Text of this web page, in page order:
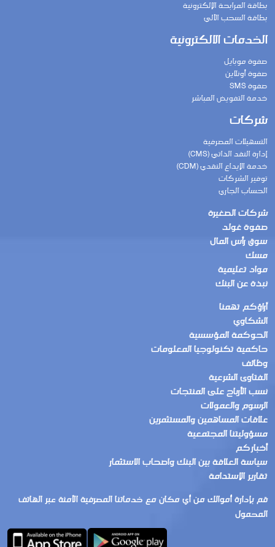
بطاقة المرابحة الإلكترونية
بطاقة السحب الآلي
الخدمات الالكترونية
صفوة موبايل
صفوة أونلاين
صفوة SMS
خدمة التفويض المباشر
شركات
التسهيلات المصرفية
إدارة النقد الذاتي (CMS)
خدمة الإيداع النقدي (CDM)
توفير الشركات
الحساب الجاري
شركات الصغيرة
صفوة غولد
سوق رأس المال
مسك
مواد تعليمية
نبذة عن البنك
آراؤكم تهمنا
الشكاوي
الحوكمة المؤسسية
حاكمية تكنولوجيا المعلومات
وظائف
الفتاوى الشرعية
نسب الأرباح على المنتجات
الرسوم والعمولات
علاقات المساهمين والمستثمرين
مسؤوليتنا المجتمعية
أخباركم
سياسة العلاقة بين البنك واصحاب الاستثمار
تقارير الإستدامة
قم بإدارة أموالك من أي مكان مع خدماتنا المصرفية الآمنة عبر الهاتف
المحمول